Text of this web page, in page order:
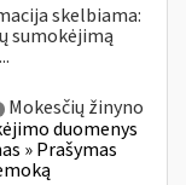
skelbiama:
sumokėjimą
Mokesčių žinyno
duomenys
» Prašymas